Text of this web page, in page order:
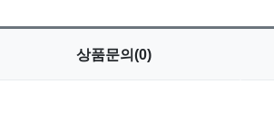
상품문의(0)